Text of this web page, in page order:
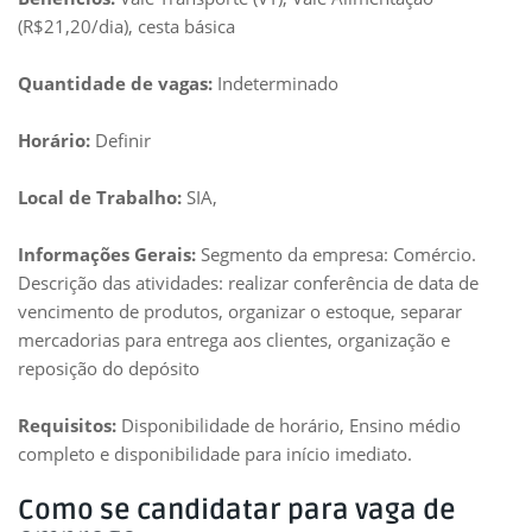
(R$21,20/dia), cesta básica
Quantidade de vagas: Indeterminado
Horário: Definir
Local de Trabalho: SIA,
Informações Gerais: Segmento da empresa: Comércio.
Descrição das atividades: realizar conferência de data de
vencimento de produtos, organizar o estoque, separar
mercadorias para entrega aos clientes, organização e
reposição do depósito
Requisitos: Disponibilidade de horário, Ensino médio
completo e disponibilidade para início imediato.
Como se candidatar para vaga de